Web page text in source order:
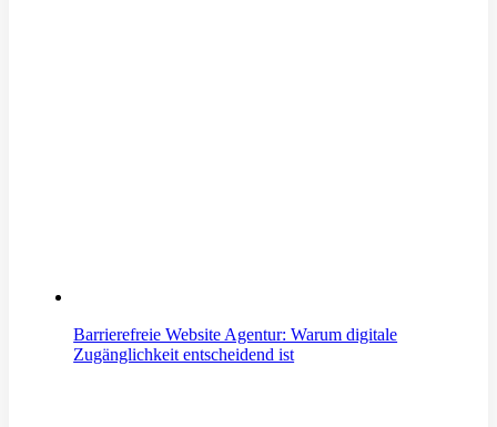
Barrierefreie Website Agentur: Warum digitale
Zugänglichkeit entscheidend ist